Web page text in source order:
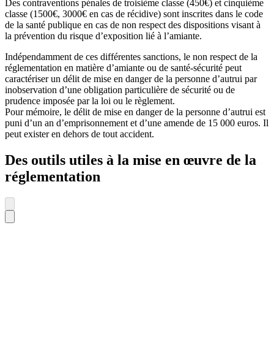
Des contraventions pénales de troisième classe (450€) et cinquième
classe (1500€, 3000€ en cas de récidive) sont inscrites dans le code
de la santé publique en cas de non respect des dispositions visant à
la prévention du risque d’exposition lié à l’amiante.
Indépendamment de ces différentes sanctions, le non respect de la
réglementation en matière d’amiante ou de santé-sécurité peut
caractériser un délit de mise en danger de la personne d’autrui par
inobservation d’une obligation particulière de sécurité ou de
prudence imposée par la loi ou le règlement.
Pour mémoire, le délit de mise en danger de la personne d’autrui est
puni d’un an d’emprisonnement et d’une amende de 15 000 euros. Il
peut exister en dehors de tout accident.
Des outils utiles à la mise en œuvre de la
réglementation